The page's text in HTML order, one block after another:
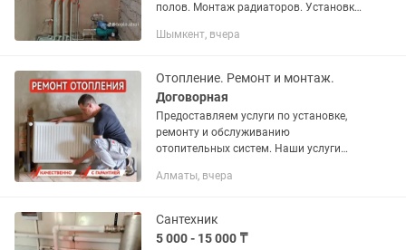
полов. Монтаж радиаторов. Установка
газовых колонок и Аристонов. Монтаж
Шымкент, вчера
Отопление. Ремонт и монтаж.
Договорная
Предоставляем услуги по установке,
ремонту и обслуживанию
отопительных систем. Наши услуги
отопительных систем (котлы,
Профилактика и...
Алматы, вчера
Сантехник
5 000 - 15 000 ₸